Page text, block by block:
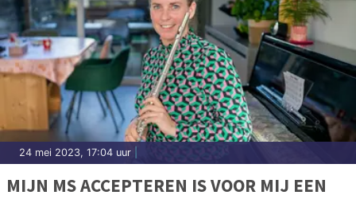
24 mei 2023, 17:04 uur
MIJN MS ACCEPTEREN IS VOOR MIJ EEN